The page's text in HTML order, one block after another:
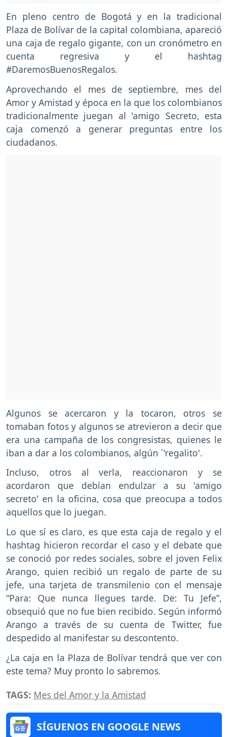
En pleno centro de Bogotá y en la tradicional
Plaza de Bolívar de la capital colombiana, apareció
una caja de regalo gigante, con un cronómetro en
cuenta regresiva y el hashtag
#DaremosBuenosRegalos.
Aprovechando el mes de septiembre, mes del
Amor y Amistad y época en la que los colombianos
tradicionalmente juegan al 'amigo Secreto, esta
caja comenzó a generar preguntas entre los
ciudadanos.
Algunos se acercaron y la tocaron, otros se
tomaban fotos y algunos se atrevieron a decir que
era una campaña de los congresistas, quienes le
iban a dar a los colombianos, algún ´'regalito'.
Incluso, otros al verla, reaccionaron y se
acordaron que debían endulzar a su 'amigo
secreto' en la oficina, cosa que preocupa a todos
aquellos que lo juegan.
Lo que sí es claro, es que esta caja de regalo y el
hashtag hicieron recordar el caso y el debate que
se conoció por redes sociales, sobre el joven Felix
Arango, quien recibió un regalo de parte de su
jefe, una tarjeta de transmilenio con el mensaje
“Para: Que nunca llegues tarde. De: Tu Jefe”,
obsequió que no fue bien recibido. Según informó
Arango a través de su cuenta de Twitter, fue
despedido al manifestar su descontento.
¿La caja en la Plaza de Bolívar tendrá que ver con
este tema? Muy pronto lo sabremos.
TAGS: Mes del Amor y la Amistad
SÍGUENOS EN GOOGLE NEWS